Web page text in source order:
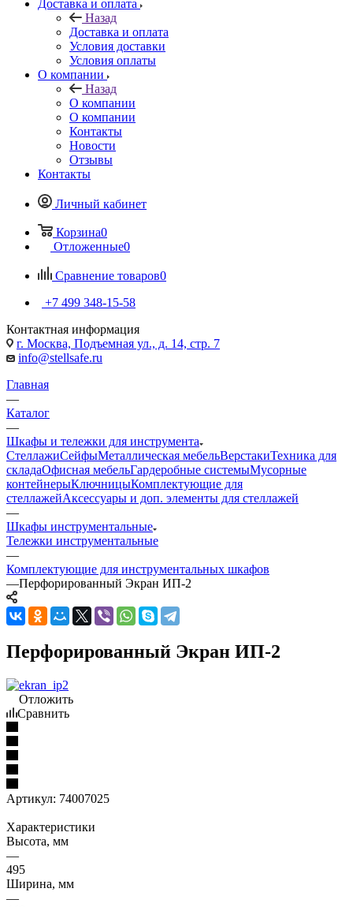
Доставка и оплата
Назад
Доставка и оплата
Условия доставки
Условия оплаты
О компании
Назад
О компании
О компании
Контакты
Новости
Отзывы
Контакты
Личный кабинет
Корзина0
Отложенные0
Сравнение товаров0
+7 499 348-15-58
Контактная информация
г. Москва, Подъемная ул., д. 14, стр. 7
info@stellsafe.ru
Главная
—
Каталог
—
Шкафы и тележки для инструмента
СтеллажиСейфыМеталлическая мебельВерстакиТехника для
складаОфисная мебельГардеробные системыМусорные
контейнерыКлючницыКомплектующие для
стеллажейАксессуары и доп. элементы для стеллажей
—
Шкафы инструментальные
Тележки инструментальные
—
Комплектующие для инструментальных шкафов
—Перфорированный Экран ИП-2
Перфорированный Экран ИП-2
Отложить
Сравнить
Артикул: 74007025
Характеристики
Высота, мм
—
495
Ширина, мм
—